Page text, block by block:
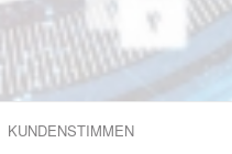
KUNDENSTIMMEN